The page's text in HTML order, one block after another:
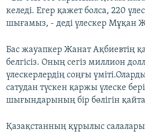
келеді. Егер қажет болса, 220
шығамыз, - деді үлескер Мұқан
Бас жауапкер Жанат Ақбиевтің
белгісіз. Оның сегіз миллион
үлескерлердің соңғы
сатудан түскен қаржы үлеске
шығындарының бір бөлігін
Қазақстанның құрылыс